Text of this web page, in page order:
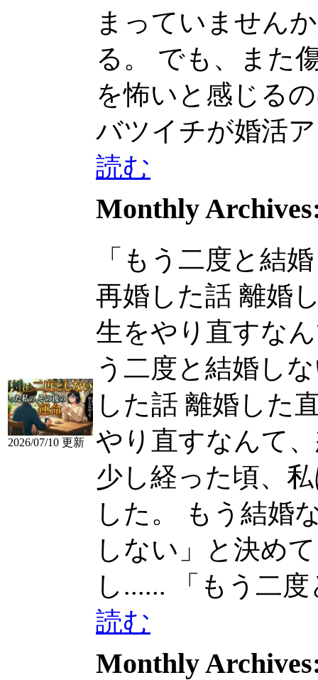
まっていません
る。 でも、また
を怖いと感じる
バツイチが婚活
読む
2026/07/10 更新
Monthly
「もう二度と結
再婚した話 離婚
生をやり直すな
う二度と結婚し
した話 離婚した
やり直すなんて
少し経った頃、
した。 もう結婚
しない」と決め
し......
「もう二
読む
Monthly